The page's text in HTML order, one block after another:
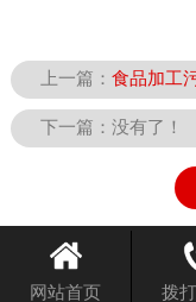
上一篇：食品加工
下一篇：没有了！
网站首页 拨